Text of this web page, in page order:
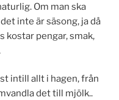
Om man ska
inte är säsong, ja då
kostar pengar, smak,
intill allt i hagen, från
det till mjölk..